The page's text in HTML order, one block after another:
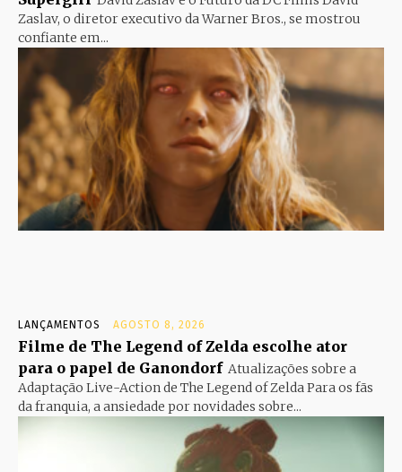
Zaslav, o diretor executivo da Warner Bros., se mostrou
confiante em...
LANÇAMENTOS AGOSTO 8, 2026
Filme de The Legend of Zelda escolhe ator
para o papel de Ganondorf Atualizações sobre a
Adaptação Live-Action de The Legend of Zelda Para os fãs
da franquia, a ansiedade por novidades sobre...